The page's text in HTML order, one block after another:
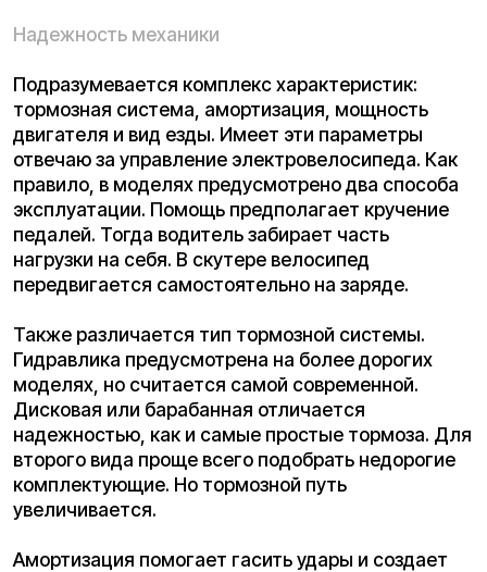
бюджетных моделях такой системы может не
быть. Если планируется передвижение не только
амортизацией.
Стандартная мощность двигателя составляет
300 W ±100-50 W. Чем больше мощность, тем
лучше он справляться с грязью и непогодой. Так
как курьерам нередко приходиться перевозить
крупные заказы, лучше выбирать более мощный
вариант.
Удобство комплектации
индивидуальных требований. Для кого-то важен
большой багажник, прочность и способность
выдерживать большие нагрузки, а для других
нужен складной и компактный вариант.
Средний вес велосипеда составляет 20-30 кг.
Чтобы уменьшить вес, можно заменить крылья
на пластиковые. Но ниже 17 кг. велосипед не
будет весить. Конструкция рамы чаще всего дает
возможность складываться в руле и педалях.
Такой велосипед удобно хранить дома, так как он